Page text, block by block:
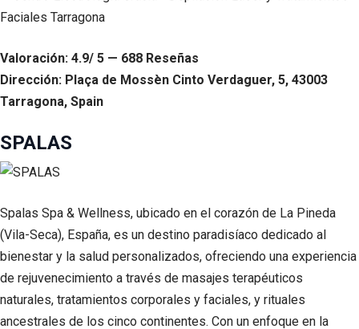
Valoración: 4.9/ 5 — 688 Reseñas
Dirección: Plaça de Mossèn Cinto Verdaguer, 5, 43003
Tarragona, Spain
SPALAS
Spalas Spa & Wellness, ubicado en el corazón de La Pineda
(Vila-Seca), España, es un destino paradisíaco dedicado al
bienestar y la salud personalizados, ofreciendo una experiencia
de rejuvenecimiento a través de masajes terapéuticos
naturales, tratamientos corporales y faciales, y rituales
ancestrales de los cinco continentes. Con un enfoque en la